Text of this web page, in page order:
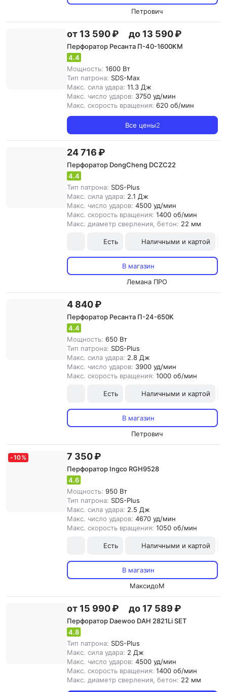
Петрович
от 13 590 ₽ до 13 590 ₽
Перфоратор Ресанта П-40-1600KM
4.4
Мощность: 1600 Вт
Тип патрона: SDS-Max
Макс. сила удара: 11.3 Дж
Макс. число ударов: 3750 уд/мин
Макс. скорость вращения: 620 об/мин
Все цены2
24 716 ₽
Перфоратор DongCheng DCZC22
4.4
Тип патрона: SDS-Plus
Макс. сила удара: 2.1 Дж
Макс. число ударов: 4500 уд/мин
Макс. скорость вращения: 1400 об/мин
Макс. диаметр сверления, бетон: 22 мм
Есть Наличными и картой
В магазин
Лемана ПРО
4 840 ₽
Перфоратор Ресанта П-24-650K
4.4
Мощность: 650 Вт
Тип патрона: SDS-Plus
Макс. сила удара: 2.8 Дж
Макс. число ударов: 3900 уд/мин
Макс. скорость вращения: 1000 об/мин
Есть Наличными и картой
В магазин
Петрович
-10% 7 350 ₽
Перфоратор Ingco RGH9528
4.6
Мощность: 950 Вт
Тип патрона: SDS-Plus
Макс. сила удара: 2.5 Дж
Макс. число ударов: 4670 уд/мин
Макс. скорость вращения: 1050 об/мин
Есть Наличными и картой
В магазин
МаксидоМ
от 15 990 ₽ до 17 589 ₽
Перфоратор Daewoo DAH 2821Li SET
4.8
Тип патрона: SDS-Plus
Макс. сила удара: 2 Дж
Макс. число ударов: 4500 уд/мин
Макс. скорость вращения: 1400 об/мин
Макс. диаметр сверления, бетон: 22 мм